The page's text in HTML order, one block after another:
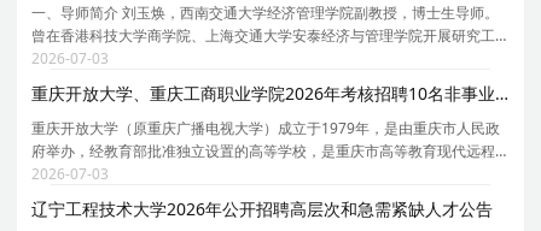
一、导师简介 刘玉焕，西南交通大学经济管理学院副教授，博士生导师。
曾在香港科技大学商学院、上海交通大学安泰经济与管理学院开展研究工
作。主持国家自然科学资金、国家社科基金等 5 项国家及省部级项科研项
目，近年来在《管理世界》、《管理科学学报》、
2026-07-03
重庆开放大学、重庆工商职业学院2026年考核招聘10名非事业编制博士人才公告（第一批）
重庆开放大学（原重庆广播电视大学）成立于1979年，是由重庆市人民政
府举办，经教育部批准独立设置的高等学校，是重庆市高等教育现代远程
教育中心、重庆市社区教育服务指导中心。2005年，创办了重庆工商职业
学院，与重庆开放大学实行一套班子、两块牌子的管
2026-07-03
辽宁工程技术大学2026年公开招聘高层次和急需紧缺人才公告